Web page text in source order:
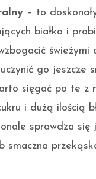
– to
białka i
świeżymi
go jeszcze
sięgać po te z
i dużą ilością
sprawdza
smaczna